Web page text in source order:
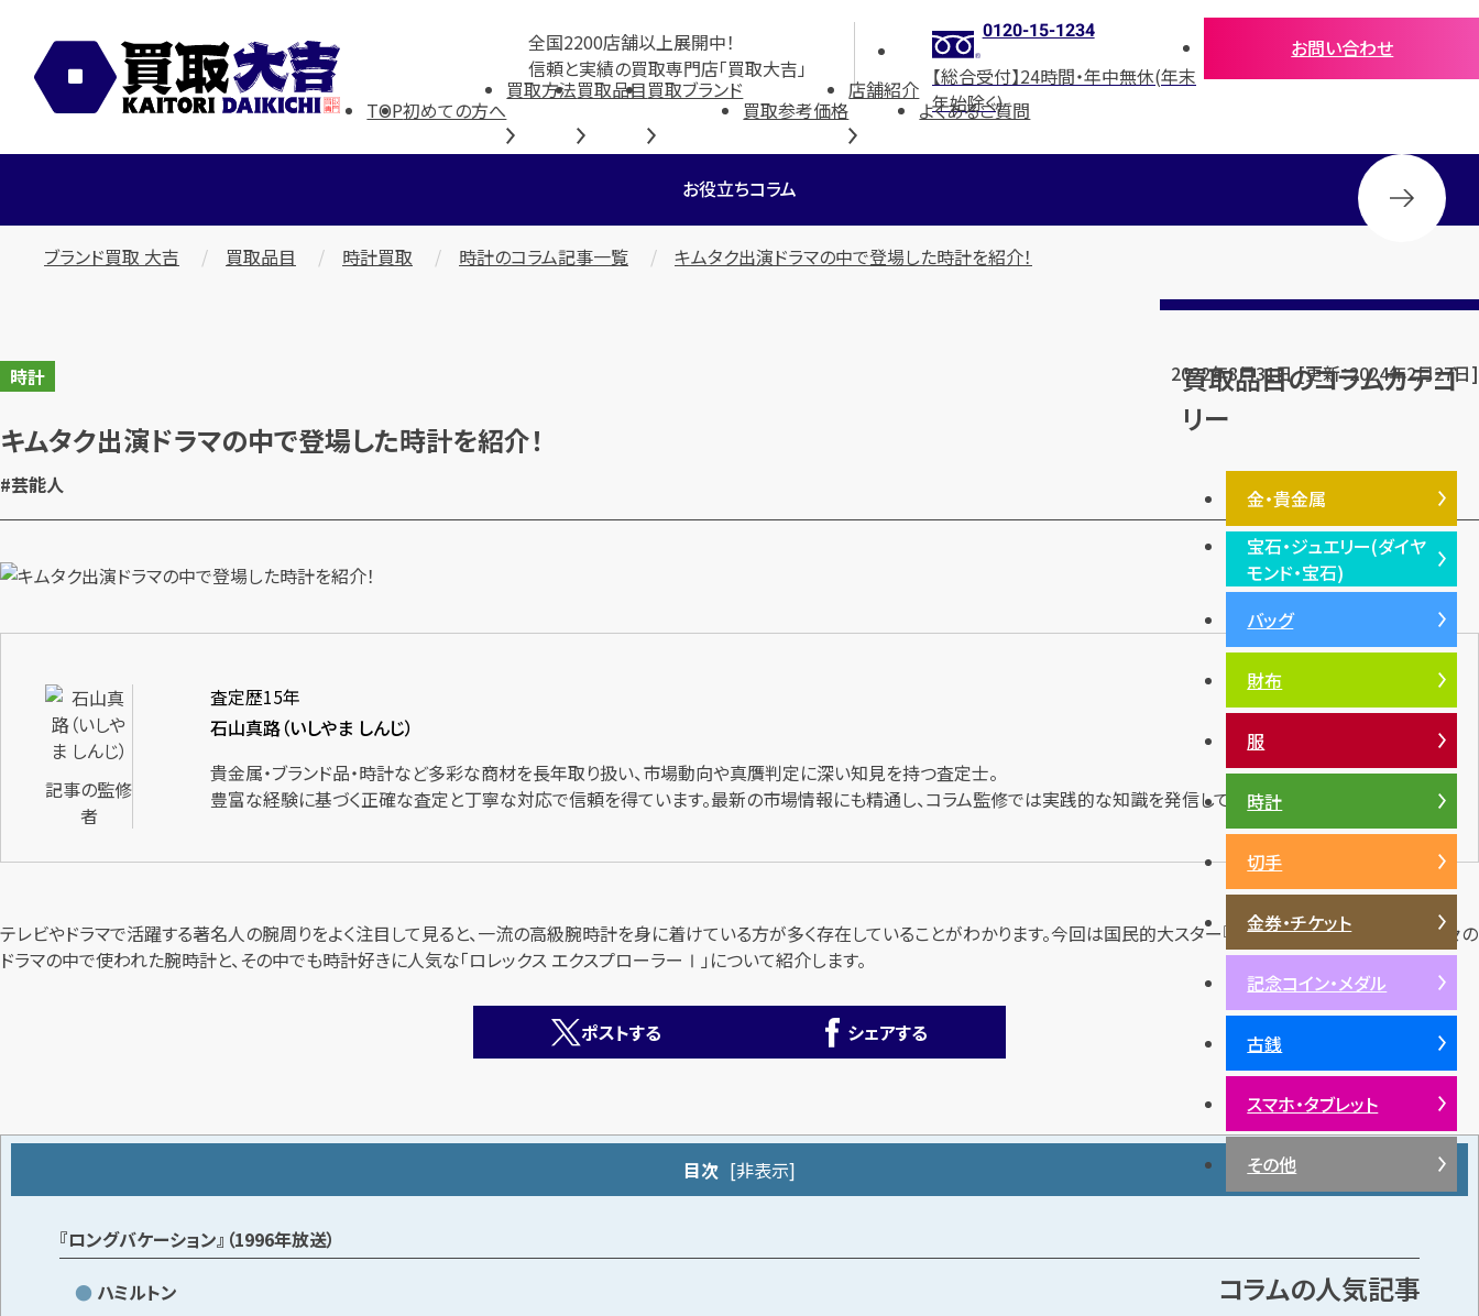
全国2200店舗以上展開中！
信頼と実績の買取専門店「買取大吉」
0120-15-1234
【総合受付】24時間・年中無休(年末
年始除く)
お問い合わせ
TOP初めての方へ
買取方法買取品目買取ブランド
買取参考価格
店舗紹介
よくあるご質問
お役立ちコラム
ブランド買取 大吉 買取品目 時計買取 時計のコラム記事一覧 キムタク出演ドラマの中で登場した時計を紹介！
時計 2022年8月31日 [更新：2024年2月27日]
キムタク出演ドラマの中で登場した時計を紹介！
#芸能人
記事の監修
者
査定歴15年
石山真路（いしやま しんじ）
貴金属・ブランド品・時計など多彩な商材を長年取り扱い、市場動向や真贋判定に深い知見を持つ査定士。
豊富な経験に基づく正確な査定と丁寧な対応で信頼を得ています。最新の市場情報にも精通し、コラム監修では実践的な知識を発信しています。
テレビやドラマで活躍する著名人の腕周りをよく注目して見ると、一流の高級腕時計を身に着けている方が多く存在していることがわかります。今回は国民的大スター『木村拓哉』さんが出演した数々の
ドラマの中で使われた腕時計と、その中でも時計好きに人気な「ロレックス エクスプローラーⅠ」について紹介します。
ポストする シェアする
目次 [非表示]
『ロングバケーション』（1996年放送）
ハミルトン
買取品目のコラムカテゴ
リー
金・貴金属
金・貴金属TOP
プラチナ
銀・シルバー
宝石・ジュエリー(ダイヤ
モンド・宝石)
宝石・ジュエリー(ダイヤモン
ド・宝石)TOP
ダイヤモンド
サファイア
パール
サンゴ
ヒスイ
バッグ
財布
服
時計
切手
金券・チケット
記念コイン・メダル
古銭
スマホ・タブレット
その他
コラムの人気記事